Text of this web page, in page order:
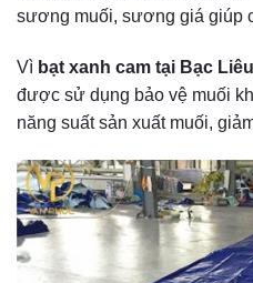
sương muối, sương giá giúp
Vì bạt xanh cam tại Bạc Liêu
được sử dụng bảo vệ muối
năng suất sản xuất muối,